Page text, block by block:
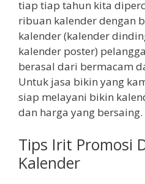
tiap tiap tahun kita
ribuan kalender dengan
kalender (kalender
kalender poster)
berasal dari bermacam
Untuk jasa bikin yang
siap melayani bikin
dan harga yang bersaing.
Tips Irit Promosi
Kalender